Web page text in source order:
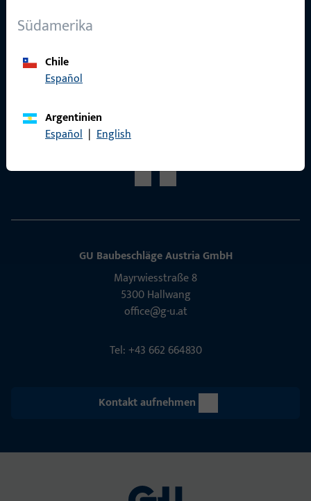
Südamerika
Chile
Español
Argentinien
Español | English
GU Baubeschläge Aus­tria GmbH
Mayrwies­straße 8
5300 Hall­wang
office@g-u.at
Tel: +43 662 664830
Kontakt aufnehmen